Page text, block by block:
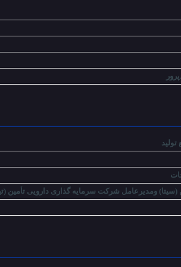
ومدیرعامل شرکت سرمایه گذاری دارویی تأمین